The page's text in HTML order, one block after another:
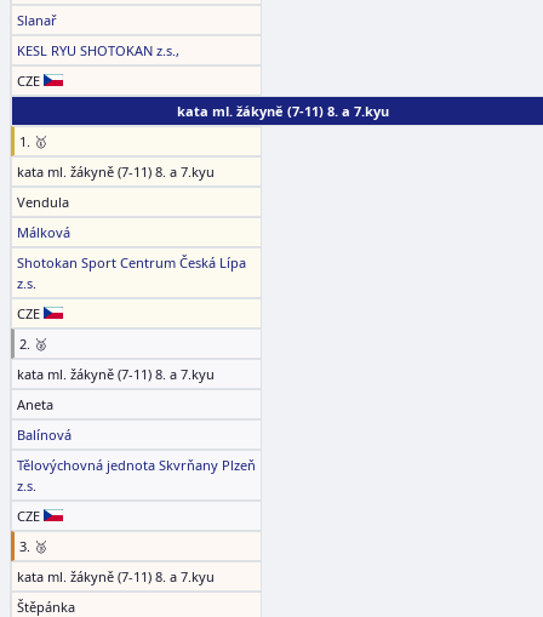
Slanař
KESL RYU SHOTOKAN z.s.,
CZE
kata ml. žákyně (7-11) 8. a 7.kyu
1. 🥇
kata ml. žákyně (7-11) 8. a 7.kyu
Vendula
Málková
Shotokan Sport Centrum Česká Lípa
z.s.
CZE
2. 🥈
kata ml. žákyně (7-11) 8. a 7.kyu
Aneta
Balínová
Tělovýchovná jednota Skvrňany Plzeň
z.s.
CZE
3. 🥉
kata ml. žákyně (7-11) 8. a 7.kyu
Štěpánka